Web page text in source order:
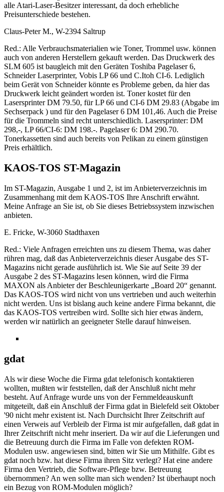
alle Atari-Laser-Besitzer interessant, da doch erhebliche
Preisunterschiede bestehen.
Claus-Peter M., W-2394 Saltrup
Red.: Alle Verbrauchsmaterialien wie Toner, Trommel usw. können
auch von anderen Herstellern gekauft werden. Das Druckwerk des
SLM 605 ist baugleich mit den Geräten Toshiba Pagelaser 6,
Schneider Laserprinter, Vobis LP 66 und C.Itoh CI-6. Lediglich
beim Gerät von Schneider könnte es Probleme geben, da hier das
Druckwerk leicht geändert worden ist. Toner kostet für den
Lasersprinter DM 79.50, für LP 66 und CI-6 DM 29.83 (Abgabe im
Sechserpack ) und für den Pagelaser 6 DM 101,46. Auch die Preise
für die Trommeln sind recht unterschiedlich. Lasersprinter: DM
298,-, LP 66/CI-6: DM 198.-. Pagelaser 6: DM 290.70.
Tonerkassetten sind auch bereits von Pelikan zu einem günstigen
Preis erhältlich.
KAOS-TOS ST-Magazin
Im ST-Magazin, Ausgabe 1 und 2, ist im Anbieterverzeichnis im
Zusammenhang mit dem KAOS-TOS Ihre Anschrift erwähnt.
Meine Anfrage an Sie ist, ob Sie dieses Betriebssystem inzwischen
anbieten.
E. Fricke, W-3060 Stadthaxen
Red.: Viele Anfragen erreichten uns zu diesem Thema, was daher
rühren mag, daß das Anbieterverzeichnis dieser Ausgabe des ST-
Magazins nicht gerade ausführlich ist. Wie Sie auf Seite 39 der
Ausgabe 2 des ST-Magazins lesen können, wird die Firma
MAXON als Anbieter der Beschleunigerkarte „Board 20“ genannt.
Das KAOS-TOS wird nicht von uns vertrieben und auch weiterhin
nicht werden. Uns ist bislang auch keine andere Firma bekannt, die
das KAOS-TOS vertreiben wird. Sollte sich hier etwas ändern,
werden wir natürlich an geeigneter Stelle darauf hinweisen.
gdat
Als wir diese Woche die Firma gdat telefonisch kontaktieren
wollten, mußten wir feststellen, daß der Anschluß nicht mehr
besteht. Auf Anfrage wurde uns von der Fernmeldeauskunft
mitgeteilt, daß ein Anschluß der Firma gdat in Bielefeld seit Oktober
'90 nicht mehr existent ist. Nach Durchsicht Ihrer Zeitschrift auf
einen Verweis auf Verbleib der Firma ist mir aufgefallen, daß gdat in
Ihrer Zeitschrift nicht mehr inseriert. Da wir auf die Lieferungen und
die Betreuung durch die Firma im Falle von defekten ROM-
Modulen usw. angewiesen sind, bitten wir Sie um Mithilfe. Gibt es
gdat noch bzw. hat diese Firma ihren Sitz verlegt? Hat eine andere
Firma den Vertrieb, die Software-Pflege bzw. Betreuung
übernommen? An wen sollte man sich wenden? Ist überhaupt noch
ein Bezug von ROM-Modulen möglich?